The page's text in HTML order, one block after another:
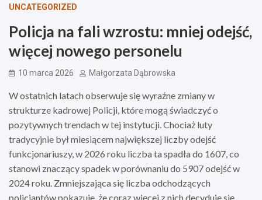
UNCATEGORIZED
Policja na fali wzrostu: mniej odejść,
więcej nowego personelu
10 marca 2026 Małgorzata Dąbrowska
W ostatnich latach obserwuje się wyraźne zmiany w
strukturze kadrowej Policji, które mogą świadczyć o
pozytywnych trendach w tej instytucji. Chociaż luty
tradycyjnie był miesiącem największej liczby odejść
funkcjonariuszy, w 2026 roku liczba ta spadła do 1607, co
stanowi znaczący spadek w porównaniu do 5907 odejść w
2024 roku. Zmniejszająca się liczba odchodzących
policjantów pokazuje, że coraz więcej z nich decyduje się